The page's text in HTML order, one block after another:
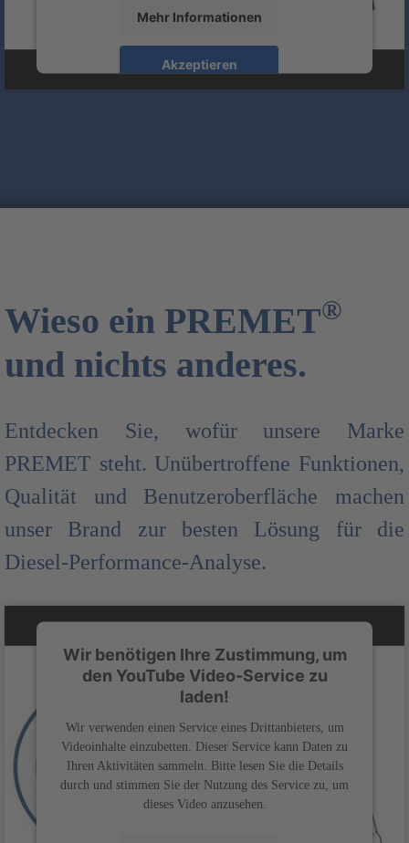
Mehr Informationen
Akzeptieren
Wieso ein PREMET®
und nichts anderes.
Entdecken Sie, wofür unsere Marke
PREMET steht. Unübertroffene Funktionen,
Qualität und Benutzeroberfläche machen
unser Brand zur besten Lösung für die
Diesel-Performance-Analyse.
Wir benötigen Ihre Zustimmung, um
den YouTube Video-Service zu
laden!
Wir verwenden einen Service eines Drittanbieters, um
Videoinhalte einzubetten. Dieser Service kann Daten zu
Ihren Aktivitäten sammeln. Bitte lesen Sie die Details
durch und stimmen Sie der Nutzung des Service zu, um
dieses Video anzusehen.